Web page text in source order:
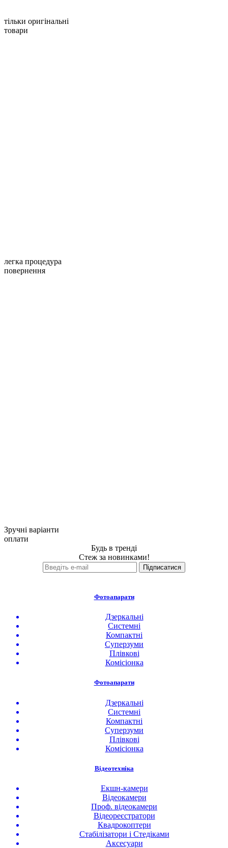
тільки оригінальні
товари
легка процедура
повернення
Зручні варіанти
оплати
Будь в тренді
Стеж за новинками!
Фотоапарати
Дзеркальні
Системні
Компактні
Суперзуми
Плівкові
Комісіонка
Фотоапарати
Дзеркальні
Системні
Компактні
Суперзуми
Плівкові
Комісіонка
Відеотехніка
Екшн-камери
Відеокамери
Проф. відеокамери
Відеореєстратори
Квадрокоптери
Стабілізатори і Стедіками
Аксесуари